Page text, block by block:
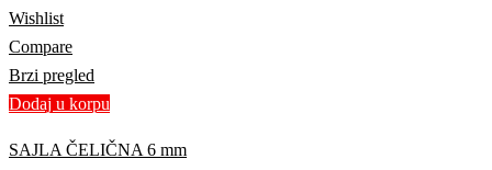
Wishlist
Compare
Brzi pregled
Dodaj u korpu
SAJLA ČELIČNA 6 mm